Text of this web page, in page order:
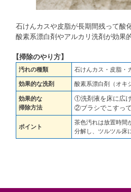
石けんカスや皮脂が長期間残って酸
酸素系漂白剤やアルカリ洗剤が効果的
【掃除のやり方】
汚れの種類 石けんカス・皮脂・
効果的な洗剤 酸素系漂白剤（オキ
効果的な
掃除方法
①洗剤液を床に広げ
②ブラシでこすって
ポイント
茶色汚れは放置時間
分解し、ツルツル床